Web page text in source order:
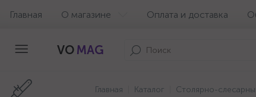
Главная О магазине Оплата и доставка
VO MAG
Главная Каталог Столярно-